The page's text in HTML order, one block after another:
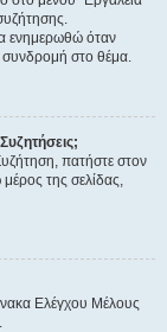
ενημερωθώ όταν
συνδρομή στο θέμα.
πατήστε στον
της σελίδας,
Ελέγχου Μέλους